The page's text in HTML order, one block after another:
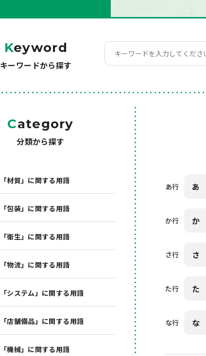
Keyword
キーワードから探す
Category
分類から探す
「材質」に関する用語
「包装」に関する用語
「衛生」に関する用語
「物流」に関する用語
「システム」に関する用語
「店舗備品」に関する用語
「機械」に関する用語
あ行 あ
か行 か
さ行 さ
た行 た
な行 な